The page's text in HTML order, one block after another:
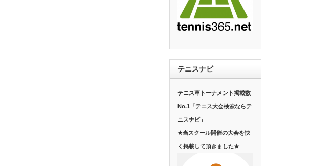
テニスナビ
テニス草トーナメント掲載数
No.1「テニス大会検索ならテ
ニスナビ」
★当スクール開催の大会を快
く掲載して頂きました★